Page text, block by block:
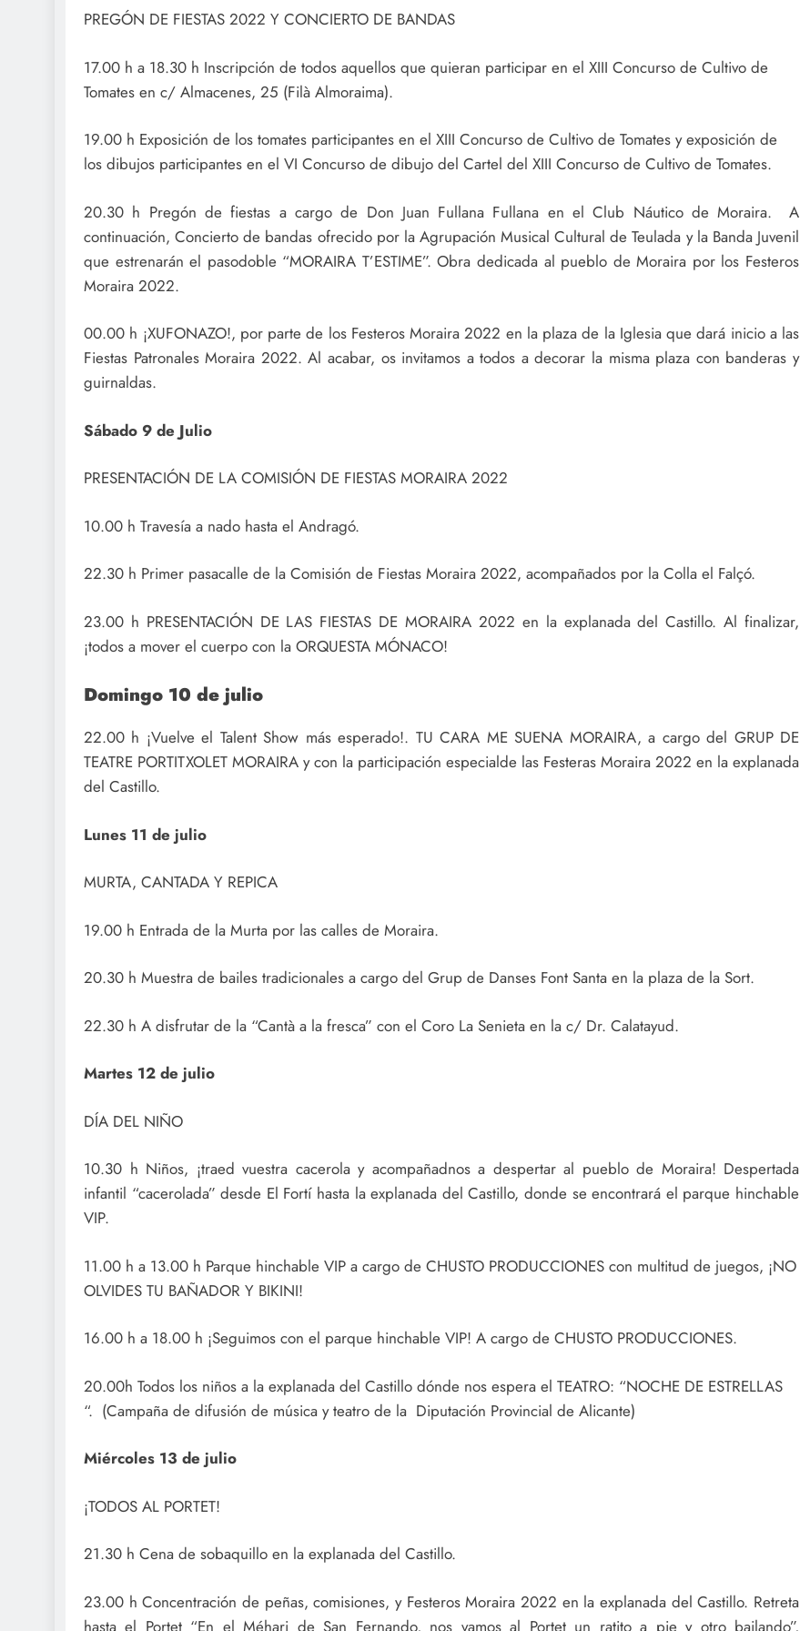
PREGÓN DE FIESTAS 2022 Y CONCIERTO DE BANDAS
17.00 h a 18.30 h Inscripción de todos aquellos que quieran participar en el XIII Concurso de Cultivo de
Tomates en c/ Almacenes, 25 (Filà Almoraima).
19.00 h Exposición de los tomates participantes en el XIII Concurso de Cultivo de Tomates y exposición de
los dibujos participantes en el VI Concurso de dibujo del Cartel del XIII Concurso de Cultivo de Tomates.
20.30 h Pregón de fiestas a cargo de Don Juan Fullana Fullana en el Club Náutico de Moraira. A
continuación, Concierto de bandas ofrecido por la Agrupación Musical Cultural de Teulada y la Banda Juvenil
que estrenarán el pasodoble “MORAIRA T’ESTIME”. Obra dedicada al pueblo de Moraira por los Festeros
Moraira 2022.
00.00 h ¡XUFONAZO!, por parte de los Festeros Moraira 2022 en la plaza de la Iglesia que dará inicio a las
Fiestas Patronales Moraira 2022. Al acabar, os invitamos a todos a decorar la misma plaza con banderas y
guirnaldas.
Sábado 9 de Julio
PRESENTACIÓN DE LA COMISIÓN DE FIESTAS MORAIRA 2022
10.00 h Travesía a nado hasta el Andragó.
22.30 h Primer pasacalle de la Comisión de Fiestas Moraira 2022, acompañados por la Colla el Falçó.
23.00 h PRESENTACIÓN DE LAS FIESTAS DE MORAIRA 2022 en la explanada del Castillo. Al finalizar,
¡todos a mover el cuerpo con la ORQUESTA MÓNACO!
Domingo 10 de julio
22.00 h ¡Vuelve el Talent Show más esperado!. TU CARA ME SUENA MORAIRA, a cargo del GRUP DE
TEATRE PORTITXOLET MORAIRA y con la participación especialde las Festeras Moraira 2022 en la explanada
del Castillo.
Lunes 11 de julio
MURTA, CANTADA Y REPICA
19.00 h Entrada de la Murta por las calles de Moraira.
20.30 h Muestra de bailes tradicionales a cargo del Grup de Danses Font Santa en la plaza de la Sort.
22.30 h A disfrutar de la “Cantà a la fresca” con el Coro La Senieta en la c/ Dr. Calatayud.
Martes 12 de julio
DÍA DEL NIÑO
10.30 h Niños, ¡traed vuestra cacerola y acompañadnos a despertar al pueblo de Moraira! Despertada
infantil “cacerolada” desde El Fortí hasta la explanada del Castillo, donde se encontrará el parque hinchable
VIP.
11.00 h a 13.00 h Parque hinchable VIP a cargo de CHUSTO PRODUCCIONES con multitud de juegos, ¡NO
OLVIDES TU BAÑADOR Y BIKINI!
16.00 h a 18.00 h ¡Seguimos con el parque hinchable VIP! A cargo de CHUSTO PRODUCCIONES.
20.00h Todos los niños a la explanada del Castillo dónde nos espera el TEATRO: “NOCHE DE ESTRELLAS
“. (Campaña de difusión de música y teatro de la Diputación Provincial de Alicante)
Miércoles 13 de julio
¡TODOS AL PORTET!
21.30 h Cena de sobaquillo en la explanada del Castillo.
23.00 h Concentración de peñas, comisiones, y Festeros Moraira 2022 en la explanada del Castillo. Retreta
hasta el Portet “En el Méhari de San Fernando, nos vamos al Portet un ratito a pie y otro bailando”,